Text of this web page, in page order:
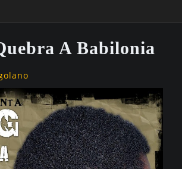
A Babilonia